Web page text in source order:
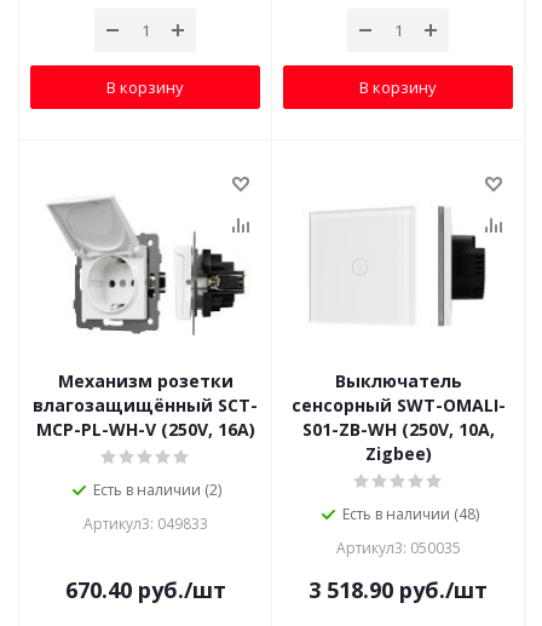
В корзину В корзину
Механизм розетки
влагозащищённый SCT-
MCP-PL-WH-V (250V, 16A)
Есть в наличии (2)
Артикул3: 049833
670.40руб./шт
Выключатель
сенсорный SWT-OMALI-
S01-ZB-WH (250V, 10A,
Zigbee)
Есть в наличии (48)
Артикул3: 050035
3 518.90 руб./шт